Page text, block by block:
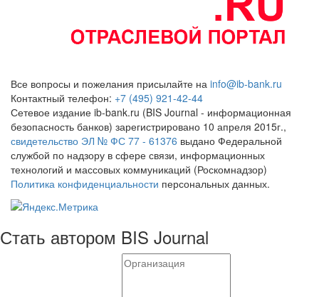
Все вопросы и пожелания присылайте на info@ib-bank.ru
Контактный телефон: +7 (495) 921-42-44
Сетевое издание ib-bank.ru (BIS Journal - информационная
безопасность банков) зарегистрировано 10 апреля 2015г.,
свидетельство ЭЛ № ФС 77 - 61376 выдано Федеральной
службой по надзору в сфере связи, информационных
технологий и массовых коммуникаций (Роскомнадзор)
Политика конфиденциальности персональных данных.
Стать автором BIS Journal